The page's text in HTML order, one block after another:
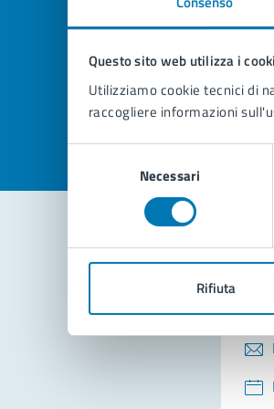
Questo sito web utilizza i
Utilizziamo cookie tecnici di
raccogliere informazioni
consenso
Necessari
Rifiuta